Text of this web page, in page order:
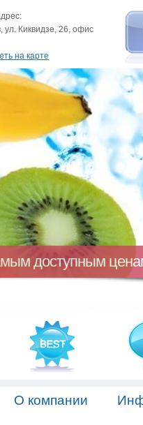
ул. Киквидзе, 26, офис
на карте
доступным
О компании